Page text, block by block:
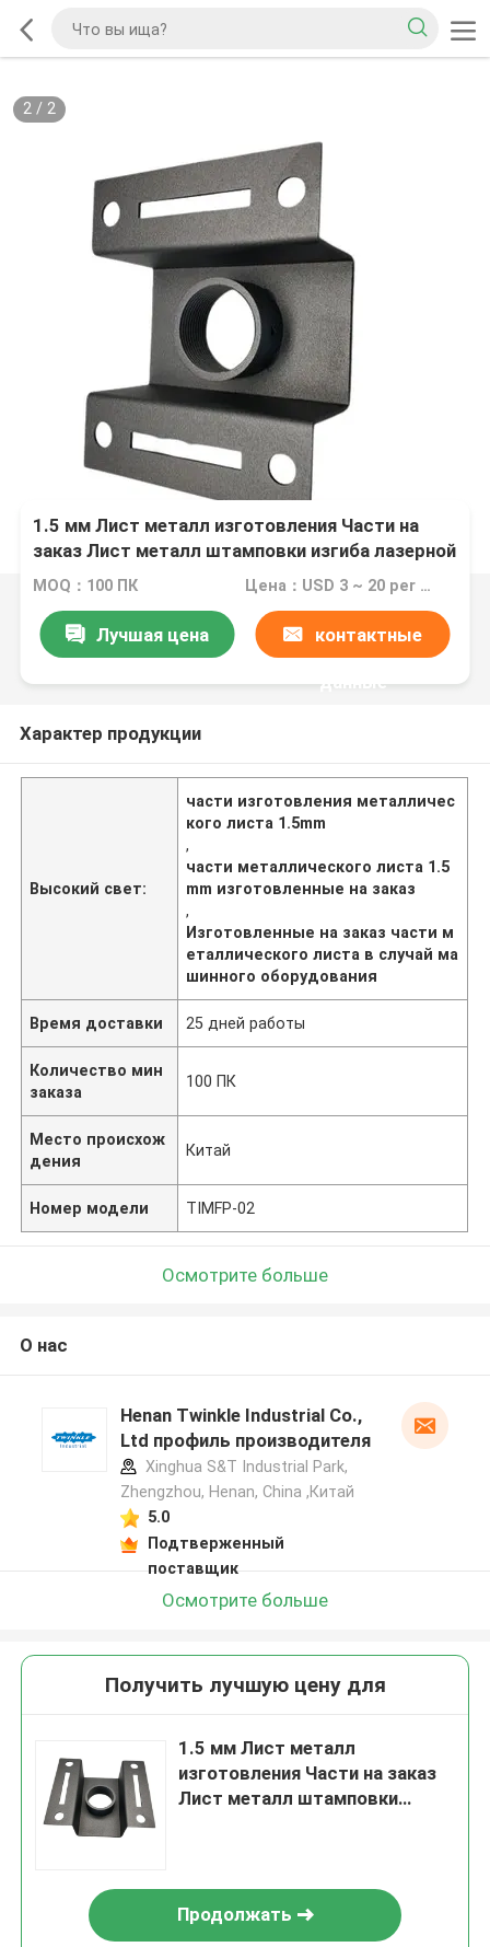
2/ 2
1.5 мм Лист металл изготовления Части на
заказ Лист металл штамповки изгиба лазерной
резки Части
MOQ：100 ПК Цена：USD 3 ~ 20 per pc
Лучшая цена контактные
данные
Характер продукции
Высокий свет:
части изготовления металличес
кого листа 1.5mm
,
части металлического листа 1.5
mm изготовленные на заказ
,
Изготовленные на заказ части м
еталлического листа в случай ма
шинного оборудования
Время доставки 25 дней работы
Количество мин
заказа
100 ПК
Место происхож
дения
Китай
Номер модели TIMFP-02
Осмотрите больше
О нас
Henan Twinkle Industrial Co.,
Ltd профиль производителя
Xinghua S&T Industrial Park,
Zhengzhou, Henan, China ,Китай
5.0
Подтверженный
поставщик
Осмотрите больше
Получить лучшую цену для
1.5 мм Лист металл
изготовления Части на заказ
Лист металл штамповки
Продолжать